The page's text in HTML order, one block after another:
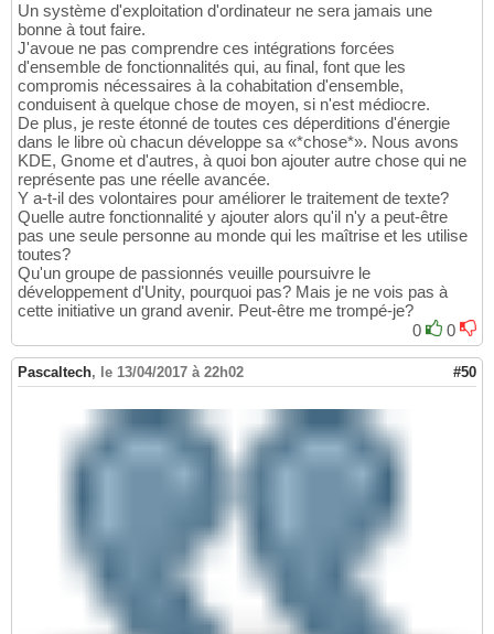
Un système d'exploitation d'ordinateur ne sera jamais une
bonne à tout faire.
J'avoue ne pas comprendre ces intégrations forcées
d'ensemble de fonctionnalités qui, au final, font que les
compromis nécessaires à la cohabitation d'ensemble,
conduisent à quelque chose de moyen, si n'est médiocre.
De plus, je reste étonné de toutes ces déperditions d'énergie
dans le libre où chacun développe sa «*chose*». Nous avons
KDE, Gnome et d'autres, à quoi bon ajouter autre chose qui ne
représente pas une réelle avancée.
Y a-t-il des volontaires pour améliorer le traitement de texte?
Quelle autre fonctionnalité y ajouter alors qu'il n'y a peut-être
pas une seule personne au monde qui les maîtrise et les utilise
toutes?
Qu'un groupe de passionnés veuille poursuivre le
développement d'Unity, pourquoi pas? Mais je ne vois pas à
cette initiative un grand avenir. Peut-être me trompé-je?
0
0
Pascaltech, le 13/04/2017 à 22h02 #50